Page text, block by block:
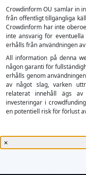
Crowdinform OU samlar in
från offentligt tillgängliga
Crowdinform har inte
inte ansvarig för
erhålls från användningen
All information på denna
någon garanti för
erhålls genom
av något slag, varken
relaterat innehåll ägs av
investeringar i
en potentiell risk för förlust
×